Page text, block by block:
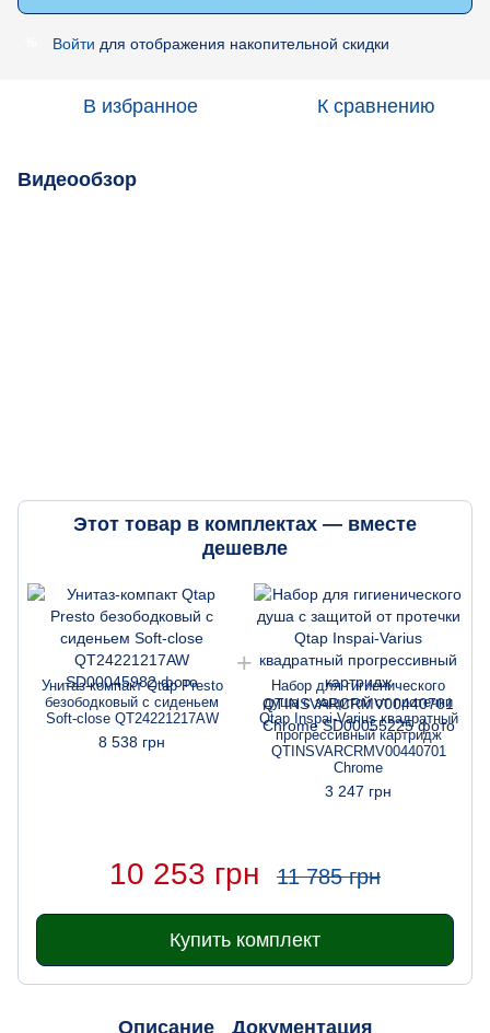
Войти для отображения накопительной скидки
В избранное К сравнению
Видеообзор
Этот товар в комплектах — вместе
дешевле
Унитаз-компакт Qtap Presto
безободковый с сиденьем
Soft-close QT24221217AW
8 538 грн
Набор для гигиенического
душа с защитой от протечки
Qtap Inspai-Varius квадратный
прогрессивный картридж
QTINSVARCRMV00440701
Chrome
3 247 грн
10 253 грн 11 785 грн
Купить комплект
Описание Документация